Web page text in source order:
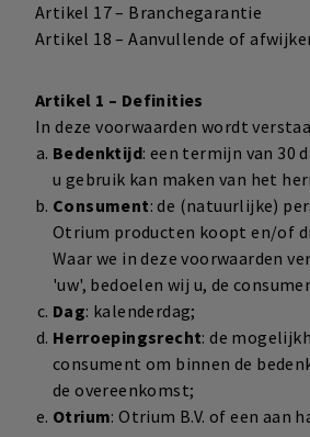
Artikel 17 – Branchegarantie
Artikel 18 – Aanvullende of
Artikel 1 – Definities
In deze voorwaarden wordt
Bedenktijd: een termijn van 30
u gebruik kan maken van het
Consument: de (natuurlijke)
Otrium producten koopt en/of
Waar we in deze voorwaarden
'uw', bedoelen wij u, de
Dag: kalenderdag;
Herroepingsrecht: de
consument om binnen de
de overeenkomst;
Otrium: Otrium B.V. of een aan